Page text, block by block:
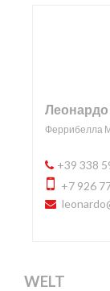
Феррибелла
+39 338
+7 926
WELT